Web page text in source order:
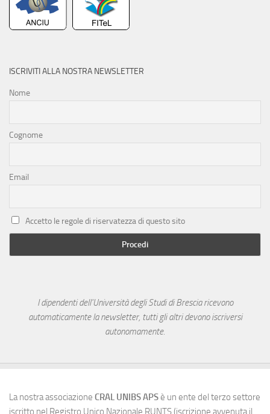
ISCRIVITI ALLA NOSTRA NEWSLETTER
Nome
Cognome
Email
Accetto le regole di riservatezza di questo sito
I dipendenti dell'Università degli Studi di Brescia ricevono
automaticamente la newsletter, tutti gli altri devono iscriversi
autonomamente.
La nostra associazione CRAL UNIBS APSè un ente del terzo settore
iscritto nel Registro Unico Nazionale RUNTS (iscrizione avvenuta il